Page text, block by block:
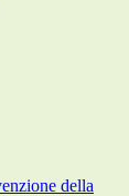
della